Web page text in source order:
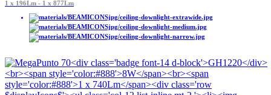
1 x 196Lm - 1 x 877Lm